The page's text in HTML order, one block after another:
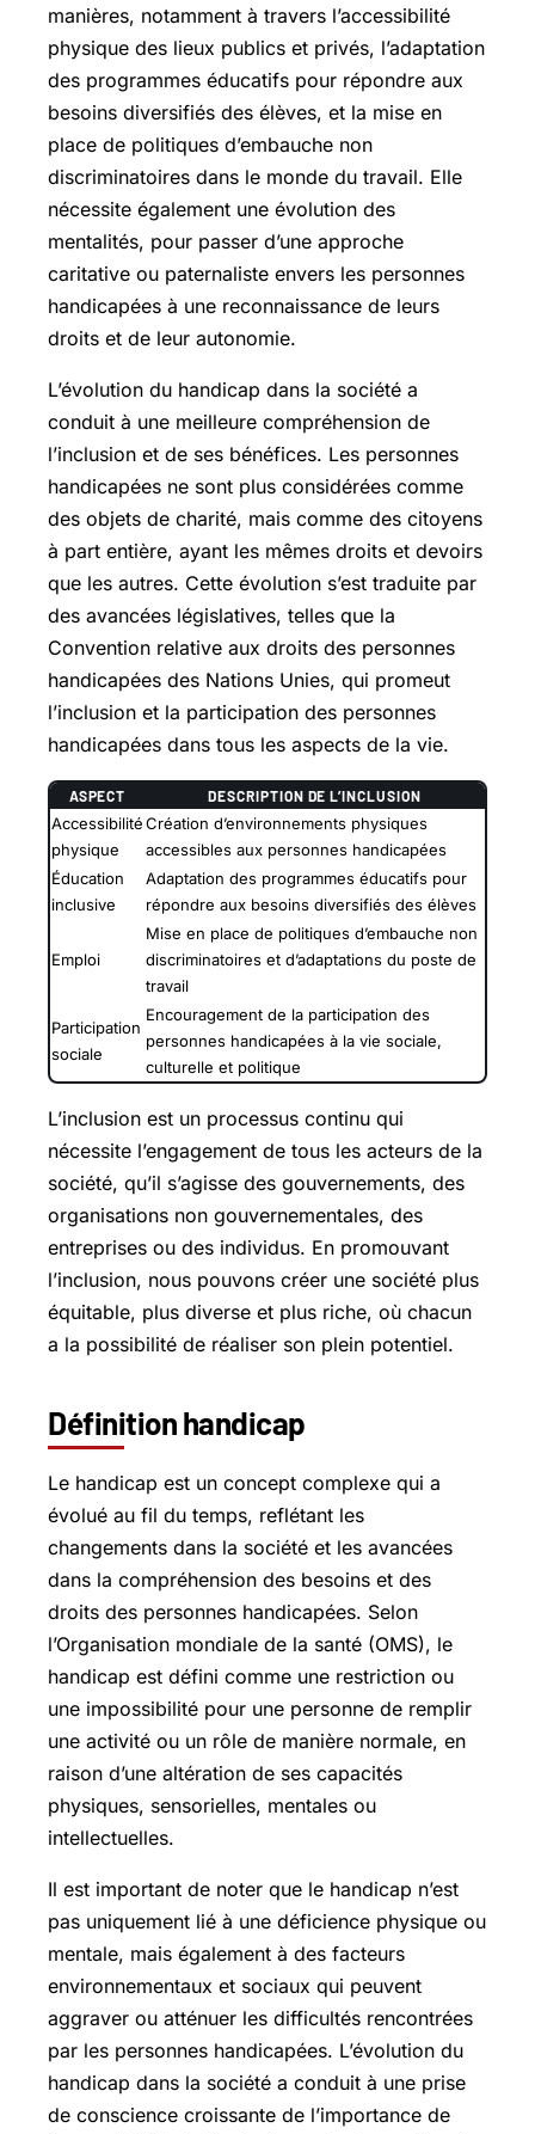
manières, notamment à travers l’accessibilité
physique des lieux publics et privés, l’adaptation
des programmes éducatifs pour répondre aux
besoins diversifiés des élèves, et la mise en
place de politiques d’embauche non
discriminatoires dans le monde du travail. Elle
nécessite également une évolution des
mentalités, pour passer d’une approche
caritative ou paternaliste envers les personnes
handicapées à une reconnaissance de leurs
droits et de leur autonomie.
L’évolution du handicap dans la société a
conduit à une meilleure compréhension de
l’inclusion et de ses bénéfices. Les personnes
handicapées ne sont plus considérées comme
des objets de charité, mais comme des citoyens
à part entière, ayant les mêmes droits et devoirs
que les autres. Cette évolution s’est traduite par
des avancées législatives, telles que la
Convention relative aux droits des personnes
handicapées des Nations Unies, qui promeut
l’inclusion et la participation des personnes
handicapées dans tous les aspects de la vie.
ASPECT DESCRIPTION DE L’INCLUSION
Accessibilité
physique
Création d’environnements physiques
accessibles aux personnes handicapées
Éducation
inclusive
Adaptation des programmes éducatifs pour
répondre aux besoins diversifiés des élèves
Emploi
Mise en place de politiques d’embauche non
discriminatoires et d’adaptations du poste de
travail
Participation
sociale
Encouragement de la participation des
personnes handicapées à la vie sociale,
culturelle et politique
L’inclusion est un processus continu qui
nécessite l’engagement de tous les acteurs de la
société, qu’il s’agisse des gouvernements, des
organisations non gouvernementales, des
entreprises ou des individus. En promouvant
l’inclusion, nous pouvons créer une société plus
équitable, plus diverse et plus riche, où chacun
a la possibilité de réaliser son plein potentiel.
Définition handicap
Le handicap est un concept complexe qui a
évolué au fil du temps, reflétant les
changements dans la société et les avancées
dans la compréhension des besoins et des
droits des personnes handicapées. Selon
l’Organisation mondiale de la santé (OMS), le
handicap est défini comme une restriction ou
une impossibilité pour une personne de remplir
une activité ou un rôle de manière normale, en
raison d’une altération de ses capacités
physiques, sensorielles, mentales ou
intellectuelles.
Il est important de noter que le handicap n’est
pas uniquement lié à une déficience physique ou
mentale, mais également à des facteurs
environnementaux et sociaux qui peuvent
aggraver ou atténuer les difficultés rencontrées
par les personnes handicapées. L’évolution du
handicap dans la société a conduit à une prise
de conscience croissante de l’importance de